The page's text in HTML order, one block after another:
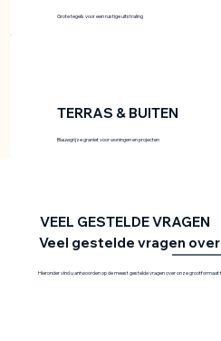
Grote tegels voor een rustige uitstraling
TERRAS & BUITEN
Blauwgrijze graniet voor woningen en projecten
VEEL GESTELDE VRAGEN
Veel gestelde vragen
Hieronder vind u antwoorden op de meest gestelde vragen over onze